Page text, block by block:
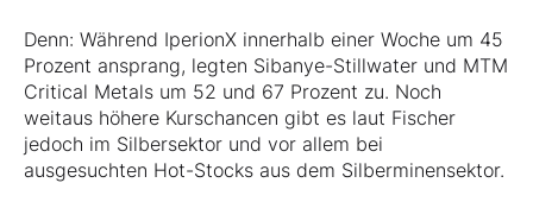
Denn: Während IperionX innerhalb einer Woche um 45
Prozent ansprang, legten Sibanye-Stillwater und MTM
Critical Metals um 52 und 67 Prozent zu. Noch
weitaus höhere Kurschancen gibt es laut Fischer
jedoch im Silbersektor und vor allem bei
ausgesuchten Hot-Stocks aus dem Silberminensektor.